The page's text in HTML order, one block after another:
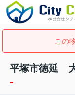
この
平塚市徳延
-